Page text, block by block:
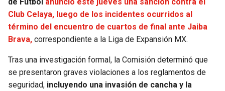
COMMANDERS
CARDINALS
RAMS
KINGS
MAVERICKS
ROCKETS
de Futbol anunció este jueves una sanción contra el
Club Celaya, luego de los incidentes ocurridos al
término del encuentro de cuartos de final ante Jaiba
Brava, correspondiente a la Liga de Expansión MX.
Tras una investigación formal, la Comisión determinó que
se presentaron graves violaciones a los reglamentos de
seguridad, incluyendo una invasión de cancha y la